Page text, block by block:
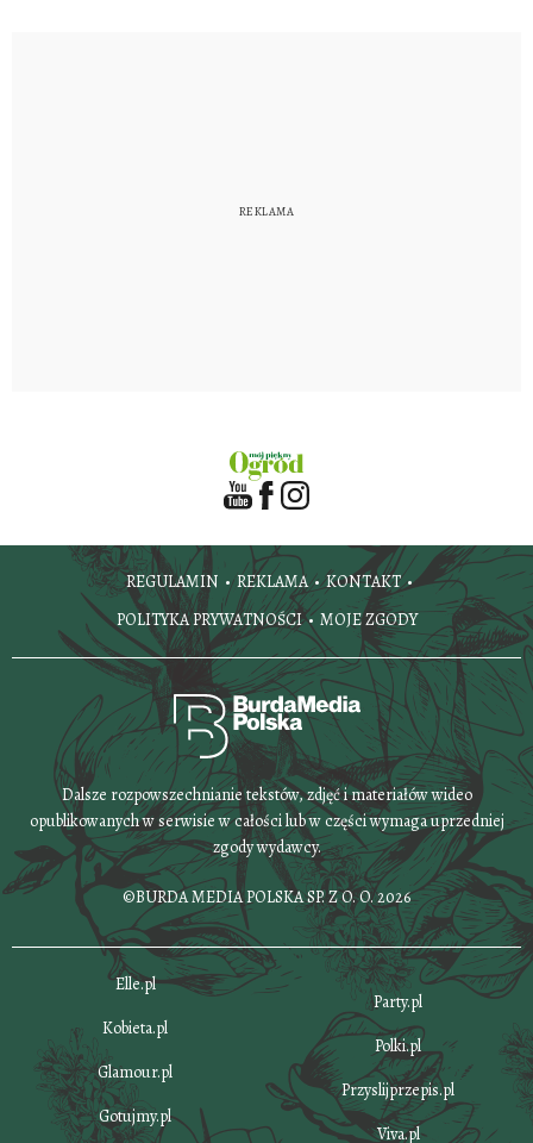
REGULAMIN REKLAMA
KONTAKT
POLITYKA PRYWATNOŚCI
MOJE ZGODY
Dalsze rozpowszechnianie tekstów, zdjęć i materiałów wideo
opublikowanych w serwisie w całości lub w części wymaga uprzedniej
zgody wydawcy.
©BURDA MEDIA POLSKA SP. Z O. O. 2026
Elle.pl
Kobieta.pl
Glamour.pl
Gotujmy.pl
Party.pl
Polki.pl
Przyslijprzepis.pl
Viva.pl